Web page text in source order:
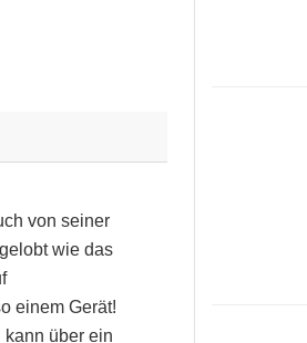
von seiner
wie das
einem Gerät!
kann über ein